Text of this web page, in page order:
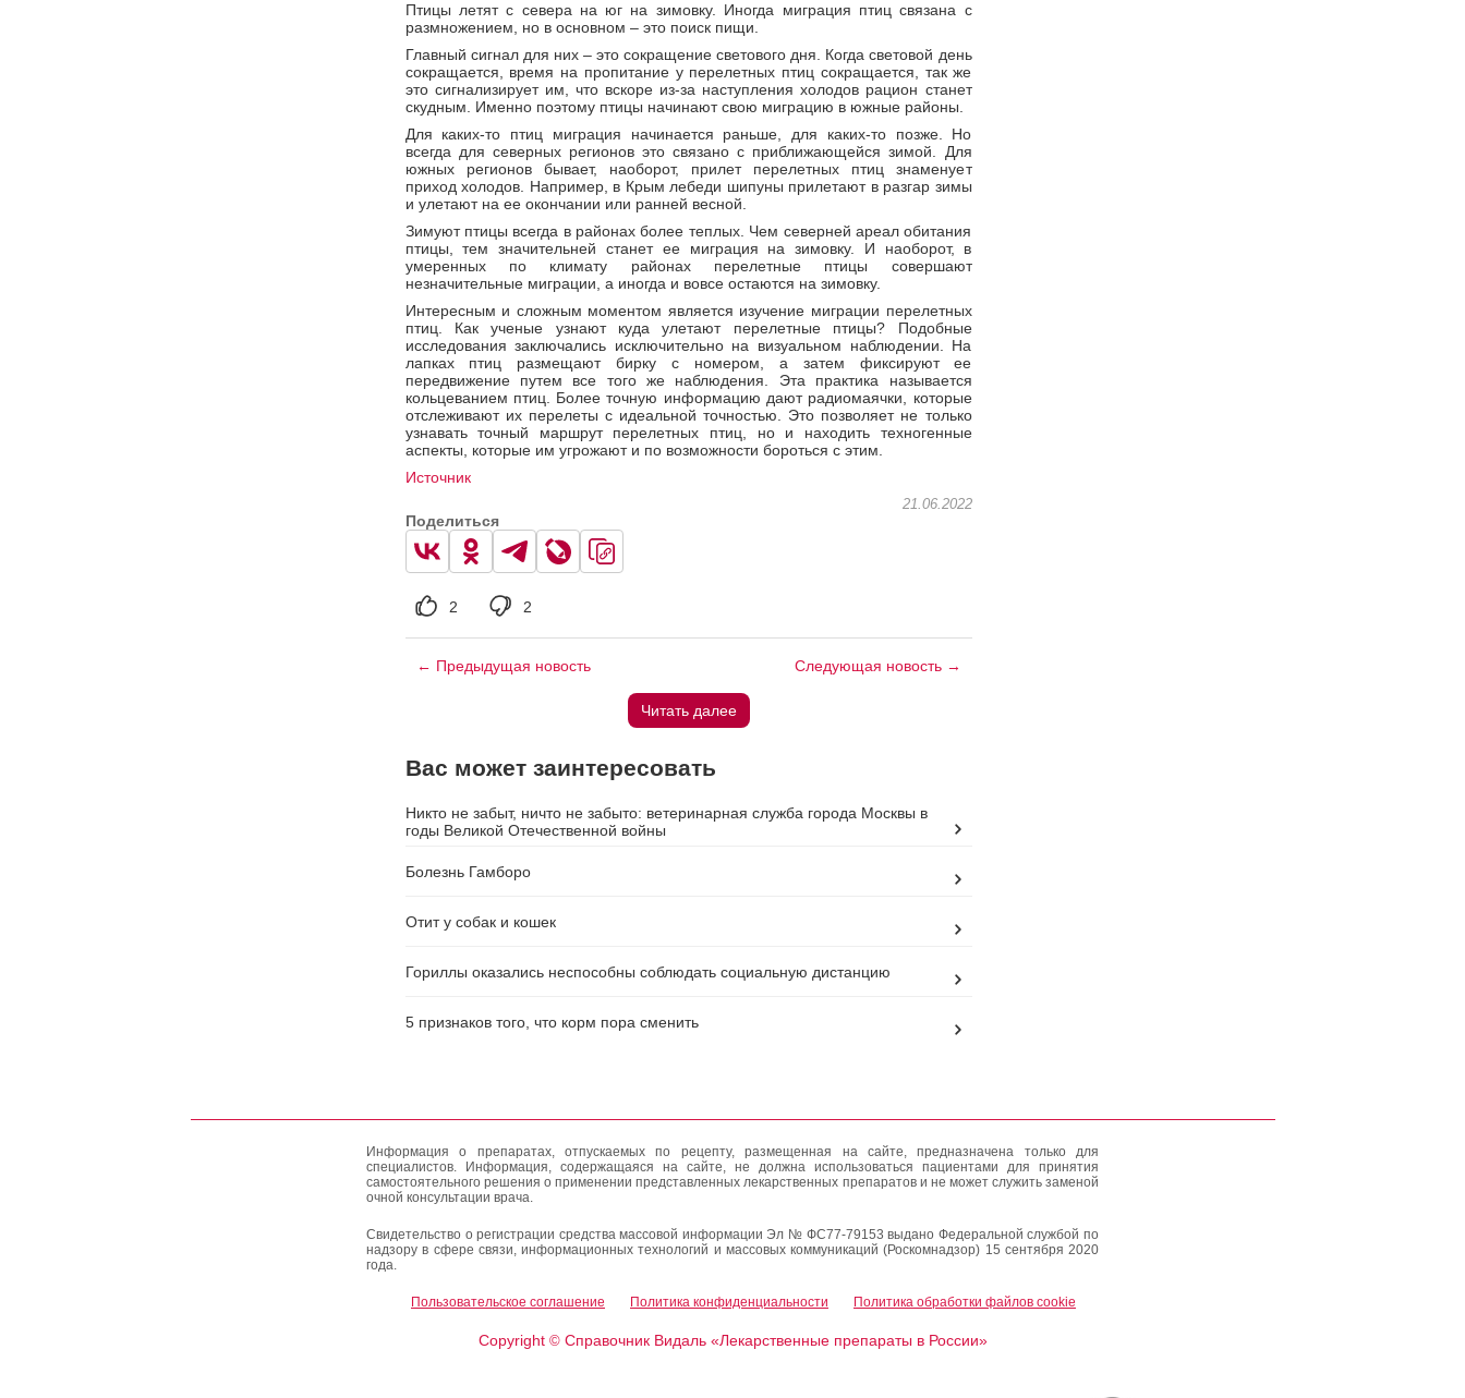
Птицы летят с севера на юг на зимовку. Иногда миграция птиц связана с
размножением, но в основном – это поиск пищи.
Главный сигнал для них – это сокращение светового дня. Когда световой день
сокращается, время на пропитание у перелетных птиц сокращается, так же
это сигнализирует им, что вскоре из-за наступления холодов рацион станет
скудным. Именно поэтому птицы начинают свою миграцию в южные районы.
Для каких-то птиц миграция начинается раньше, для каких-то позже. Но
всегда для северных регионов это связано с приближающейся зимой. Для
южных регионов бывает, наоборот, прилет перелетных птиц знаменует
приход холодов. Например, в Крым лебеди шипуны прилетают в разгар зимы
и улетают на ее окончании или ранней весной.
Зимуют птицы всегда в районах более теплых. Чем северней ареал обитания
птицы, тем значительней станет ее миграция на зимовку. И наоборот, в
умеренных по климату районах перелетные птицы совершают
незначительные миграции, а иногда и вовсе остаются на зимовку.
Интересным и сложным моментом является изучение миграции перелетных
птиц. Как ученые узнают куда улетают перелетные птицы? Подобные
исследования заключались исключительно на визуальном наблюдении. На
лапках птиц размещают бирку с номером, а затем фиксируют ее
передвижение путем все того же наблюдения. Эта практика называется
кольцеванием птиц. Более точную информацию дают радиомаячки, которые
отслеживают их перелеты с идеальной точностью. Это позволяет не только
узнавать точный маршрут перелетных птиц, но и находить техногенные
аспекты, которые им угрожают и по возможности бороться с этим.
Источник
21.06.2022
Поделиться
2 2
← Предыдущая новость Следующая новость →
Читать далее
Вас может заинтересовать
Никто не забыт, ничто не забыто: ветеринарная служба города Москвы в
годы Великой Отечественной войны
Болезнь Гамборо
Отит у собак и кошек
Гориллы оказались неспособны соблюдать социальную дистанцию
5 признаков того, что корм пора сменить
Информация о препаратах, отпускаемых по рецепту, размещенная на сайте, предназначена только для
специалистов. Информация, содержащаяся на сайте, не должна использоваться пациентами для принятия
самостоятельного решения о применении представленных лекарственных препаратов и не может служить заменой
очной консультации врача.
Свидетельство о регистрации средства массовой информации Эл № ФС77-79153 выдано Федеральной службой по
надзору в сфере связи, информационных технологий и массовых коммуникаций (Роскомнадзор) 15 сентября 2020
года.
Пользовательское соглашение Политика конфиденциальности Политика обработки файлов cookie
Copyright ©Справочник Видаль «Лекарственные препараты в России»